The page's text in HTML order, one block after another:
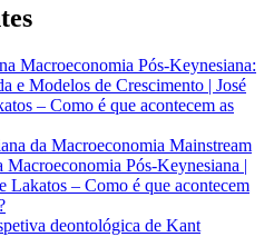
Macroeconomia Pós-Keynesiana:
e Modelos de Crescimento | José
– Como é que acontecem as
da Macroeconomia Mainstream
Pós-Keynesiana |
Lakatos – Como é que acontecem
deontológica de Kant